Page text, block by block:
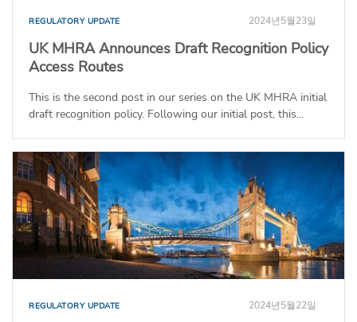
REGULATORY UPDATE 2024년5월23일
UK MHRA Announces Draft Recognition Policy
Access Routes
This is the second post in our series on the UK MHRA initial
draft recognition policy. Following our initial post, this...
REGULATORY UPDATE 2024년5월22일